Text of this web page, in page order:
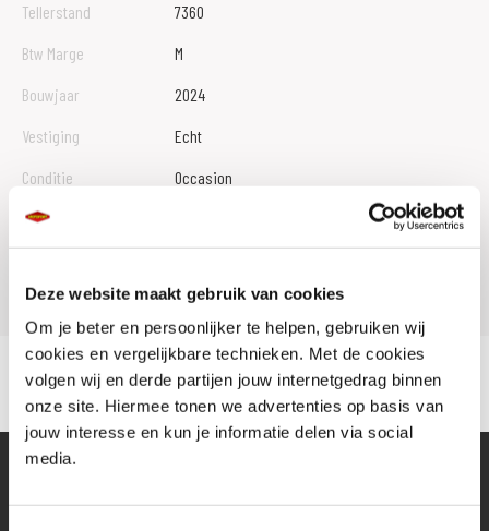
Deze website maakt gebruik van cookies
Om je beter en persoonlijker te helpen, gebruiken wij
cookies en vergelijkbare technieken. Met de cookies
volgen wij en derde partijen jouw internetgedrag binnen
onze site. Hiermee tonen we advertenties op basis van
jouw interesse en kun je informatie delen via social
media.
Tellerstand
7360
Btw Marge
M
Bouwjaar
2024
Vestiging
Echt
Conditie
Occasion
Rijbewijs type